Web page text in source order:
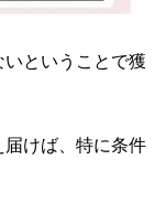
ということで獲
けば、特に条件